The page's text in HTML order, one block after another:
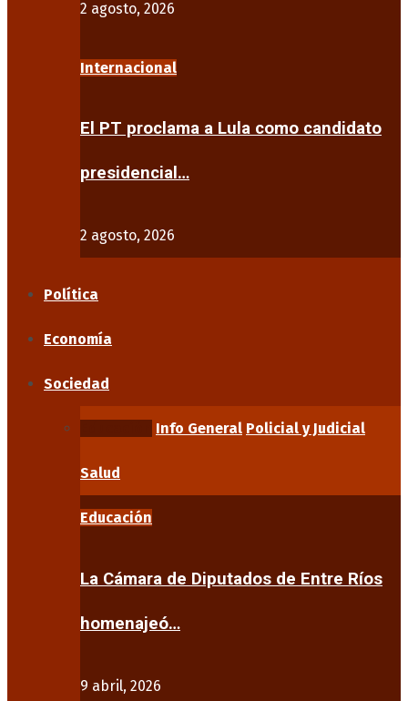
2 agosto, 2026
Internacional
El PT proclama a Lula como candidato
presidencial…
2 agosto, 2026
Política
Economía
Sociedad
Info General Policial y Judicial
Salud
Educación
La Cámara de Diputados de Entre Ríos
homenajeó…
9 abril, 2026